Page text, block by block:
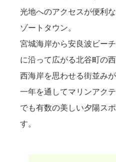
光地へのアクセスが便利
ゾートタウン。
宮城海岸から安良波ビー
に沿って広がる北谷町の
西海岸を思わせる街並みが
一年を通してマリンアク
でも有数の美しい夕陽ス
す。